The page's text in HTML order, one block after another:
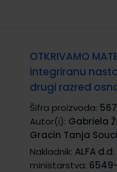
OTKRIVAMO
integriranu
drugi razred
Šifra proizvoda:
Autor(i): Gabriela
Gracin Tanja
Nakladnik: ALFA d.d.
ministarstva: